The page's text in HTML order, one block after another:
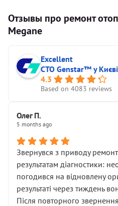
Отзывы про ремонт
Megane
Excellent
СТО Genstar™ у Києві
4.3
Based on 4083 reviews
Олег П.
5 months ago
Звернувся з приводу
результатам діагностики:
погодився на відновлену
результаті через тиждень
Після повторного